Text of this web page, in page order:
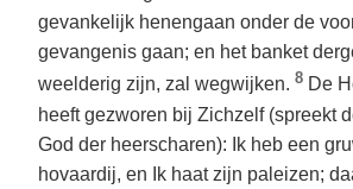
gevankelijk henengaan onder de
gevangenis gaan; en het banket
weelderig zijn, zal wegwijken. 8 De
heeft gezworen bij Zichzelf (spreekt
God der heerscharen): Ik heb een
hovaardij, en Ik haat zijn paleizen;